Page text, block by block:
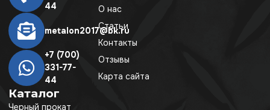
44
metalon2017@bk.ru
+7 (700)
331-77-
44
Каталог
Черный прокат
О нас
Статьи
Контакты
Отзывы
Карта сайта